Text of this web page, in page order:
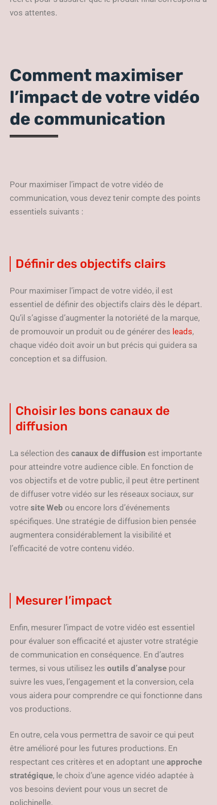
vos attentes.
Comment maximiser
l’impact de votre vidéo
de communication
Pour maximiser l’impact de votre vidéo de
communication, vous devez tenir compte des points
essentiels suivants :
Définir des objectifs clairs
Pour maximiser l’impact de votre vidéo, il est
essentiel de définir des objectifs clairs dès le départ.
Qu’il s’agisse d’augmenter la notoriété de la marque,
de promouvoir un produit ou de générer des leads,
chaque vidéo doit avoir un but précis qui guidera sa
conception et sa diffusion.
Choisir les bons canaux de
diffusion
La sélection des canaux de diffusion est importante
pour atteindre votre audience cible. En fonction de
vos objectifs et de votre public, il peut être pertinent
de diffuser votre vidéo sur les réseaux sociaux, sur
votre site Web ou encore lors d’événements
spécifiques. Une stratégie de diffusion bien pensée
augmentera considérablement la visibilité et
l’efficacité de votre contenu vidéo.
Mesurer l’impact
Enfin, mesurer l’impact de votre vidéo est essentiel
pour évaluer son efficacité et ajuster votre stratégie
de communication en conséquence. En d’autres
termes, si vous utilisez les outils d’analyse pour
suivre les vues, l’engagement et la conversion, cela
vous aidera pour comprendre ce qui fonctionne dans
vos productions.
En outre, cela vous permettra de savoir ce qui peut
être amélioré pour les futures productions. En
respectant ces critères et en adoptant une approche
stratégique, le choix d’une agence vidéo adaptée à
vos besoins devient pour vous un secret de
polichinelle.